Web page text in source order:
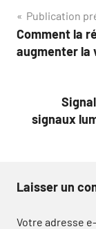
de
Publication
Comment la
augmenter la
signaux
Laisser un
Votre adresse